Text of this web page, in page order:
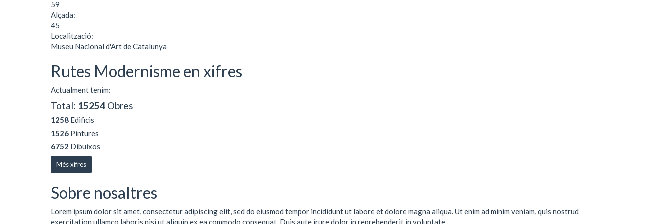
59
Alçada:
45
Localització:
Museu Nacional d'Art de Catalunya
Rutes Modernisme en xifres
Actualment tenim:
Total: 15254 Obres
1258 Edificis
1526 Pintures
6752 Dibuixos
Més xifres
Sobre nosaltres
Lorem ipsum dolor sit amet, consectetur adipiscing elit, sed do eiusmod tempor incididunt ut labore et dolore magna aliqua. Ut enim ad minim veniam, quis nostrud
exercitation ullamco laboris nisi ut aliquip ex ea commodo consequat. Duis aute irure dolor in reprehenderit in voluptate ...